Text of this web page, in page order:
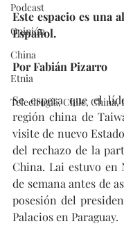
Podcast
Opinión
China
Etnia
Telecirugía, Chile, China,
Este espacio es una
Español.
Por Fabián Pizarro
Se espera que el
región china de
visite de nuevo
del rechazo de la
China. Lai estuvo en
de semana antes de
posesión del
Palacios en Paraguay.